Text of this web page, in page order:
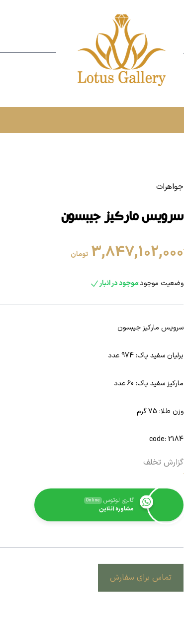
جواهرات
سرویس مارکیز جیبسون
3,847,102,000 تومان
وضعیت موجود:موجود در انبار
سرویس مارکیز جیبسون
برلیان سفید پاک: 974 عدد
مارکیز سفید پاک: 60 عدد
وزن طلا: 75 گرم
code: 2184
گزارش تخلف
گالری لوتوس Online
مشاوره آنلاین
تماس برای سفارش